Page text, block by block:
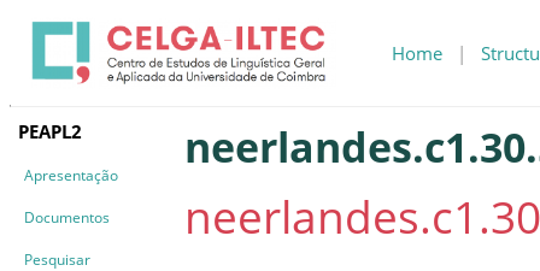
Home |
PEAPL2
Apresentação
Documentos
Pesquisar